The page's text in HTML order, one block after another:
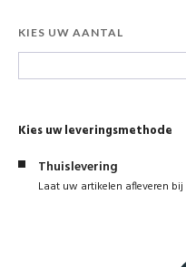
KIES UW AANTAL
Kies uw leveringsmethode
Thuislevering
Laat uw artikelen afleveren